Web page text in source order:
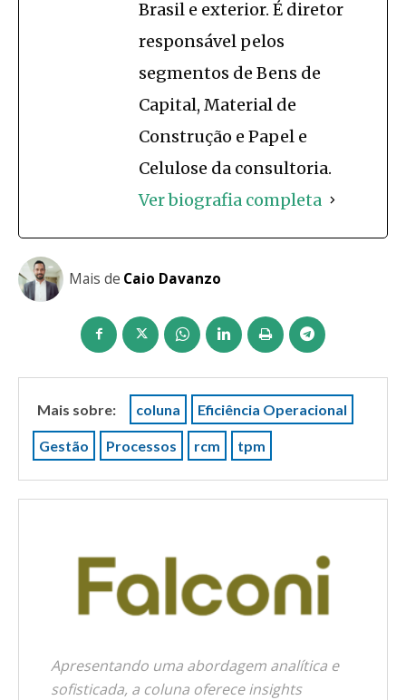
Brasil e exterior. É diretor
responsável pelos
segmentos de Bens de
Capital, Material de
Construção e Papel e
Celulose da consultoria.
Ver biografia completa
Mais de Caio Davanzo
Mais sobre: coluna Eficiência Operacional
Gestão Processos rcm tpm
Apresentando uma abordagem analítica e
sofisticada, a coluna oferece insights